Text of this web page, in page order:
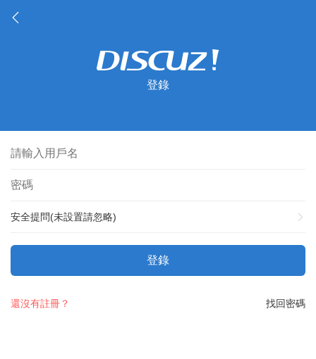
登錄
安全提問(未設置請忽略)
登錄
找回密碼
還沒有註冊？